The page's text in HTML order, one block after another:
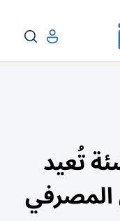
تُعيد
المصرفي